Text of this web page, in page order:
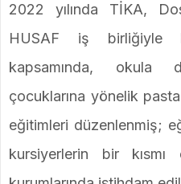
2022 yılında TİKA,
HUSAF iş birliğiyle
kapsamında, okula
çocuklarına yönelik
eğitimleri düzenlenmiş;
kursiyerlerin bir